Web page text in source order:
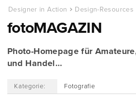
Designer in Action Design-Resources
fotoMAGAZIN
Photo-Homepage für
und Handel…
Kategorie: Fotografie